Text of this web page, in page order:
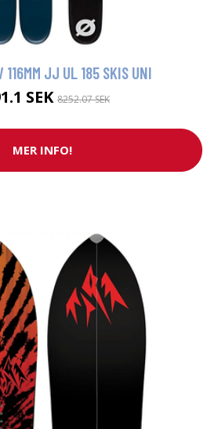
116MM JJ UL 185 SKIS UNI
SEK 8252.07 SEK
MER INFO!